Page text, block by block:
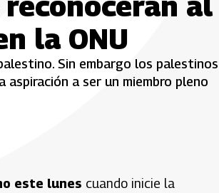
la ONU
Sin embargo los palestinos
a ser un miembro pleno
este lunes cuando inicie la